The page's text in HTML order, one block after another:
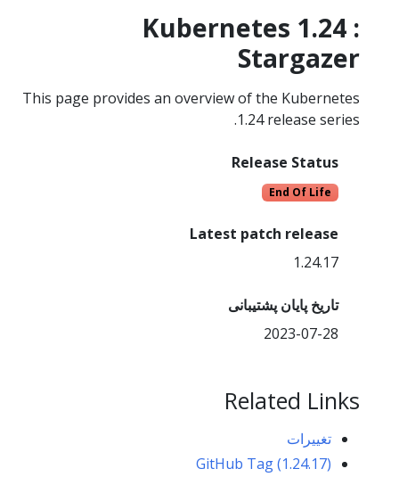
Kubernetes 1.24 :
Stargazer
This page provides an overview of the Kubernetes
1.24 release series.
Release Status
End Of Life
Latest patch release
1.24.17
تاریخ پایان پشتیبانی
2023-07-28
Related Links
تغییرات
GitHub Tag (1.24.17)